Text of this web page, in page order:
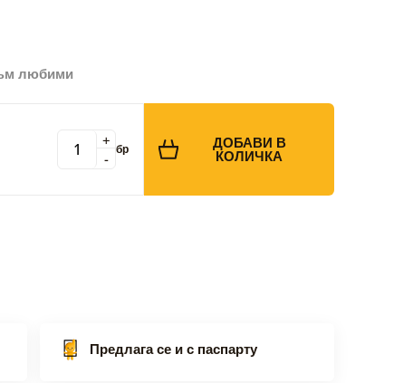
любими
-
+ бр ДОБАВИ В
КОЛИЧКА
Предлага се и с паспарту